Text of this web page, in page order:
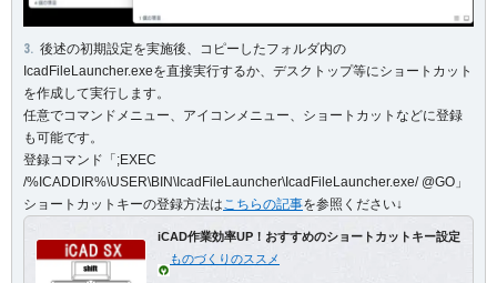
後述の初期設定を実施後、コピーしたフォルダ内の
IcadFileLauncher.exeを直接実行するか、デスクトップ等にショートカット
を作成して実行します。
任意でコマンドメニュー、アイコンメニュー、ショートカットなどに登録
も可能です。
登録コマンド「;EXEC
/%ICADDIR%\USER\BIN\IcadFileLauncher\IcadFileLauncher.exe/ @GO」
ショートカットキーの登録方法はこちらの記事を参照ください↓
iCAD作業効率UP！おすすめのショートカットキー設定
ものづくりのススメ